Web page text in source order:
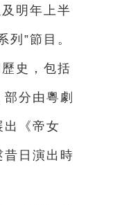
明年上半
”節目。
史，包括
分由粵劇
出《帝女
日演出時